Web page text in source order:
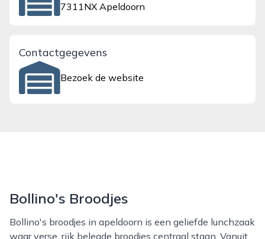
7311NX Apeldoorn
Contactgegevens
Bezoek de website
Bollino's Broodjes
Bollino's broodjes in apeldoorn is een geliefde lunchzaak
waar verse, rijk belegde broodjes centraal staan. Vanuit